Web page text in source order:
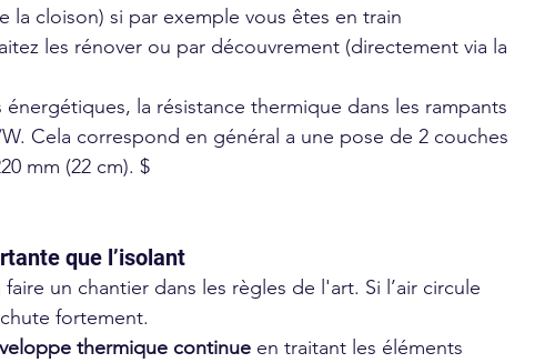
la cloison) si par exemple vous êtes en train
les rénover ou par découvrement (directement via la
la résistance thermique dans les rampants
Cela correspond en général a une pose de 2 couches
mm (22 cm). $
que l’isolant
un chantier dans les règles de l'art. Si l’air circule
fortement.
thermique continue en traitant les éléments